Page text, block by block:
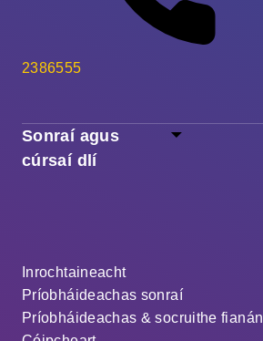
Sonraí agus
cúrsaí dlí
Inrochtaineacht
Príobháideachas sonraí
Príobháideachas & socruithe fianán
2386555